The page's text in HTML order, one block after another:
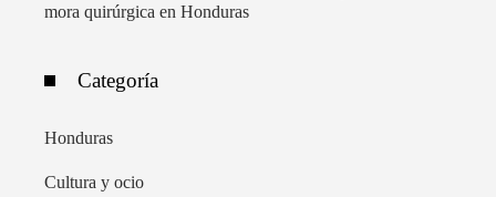
mora quirúrgica en Honduras
Categoría
Honduras
Cultura y ocio